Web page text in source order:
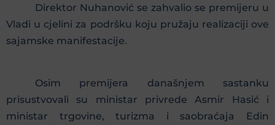
Direktor Nuhanović se zahvalio se premijeru u
Vladi u cjelini za podršku koju pružaju realizaciji ove
sajamske manifestacije.
Osim premijera današnjem sastanku
prisustvovali su ministar privrede Asmir Hasić i
ministar trgovine, turizma i saobraćaja Edin